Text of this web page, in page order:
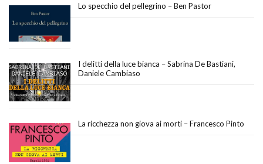
Lo specchio del pellegrino – Ben Pastor
I delitti della luce bianca – Sabrina De Bastiani,
Daniele Cambiaso
La ricchezza non giova ai morti – Francesco Pinto